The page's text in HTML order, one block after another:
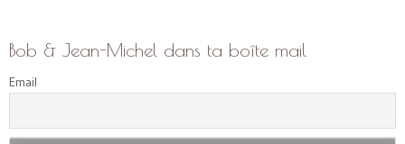
Bob & Jean-Michel dans ta boîte mail
Email